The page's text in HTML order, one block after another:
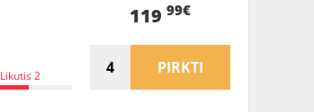
Likutis 2
119 99€
PIRKTI